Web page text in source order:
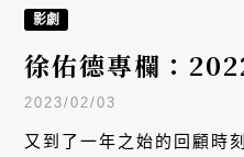
影劇
徐佑德專欄：
2023/02/03
又到了一年之始的回顧時